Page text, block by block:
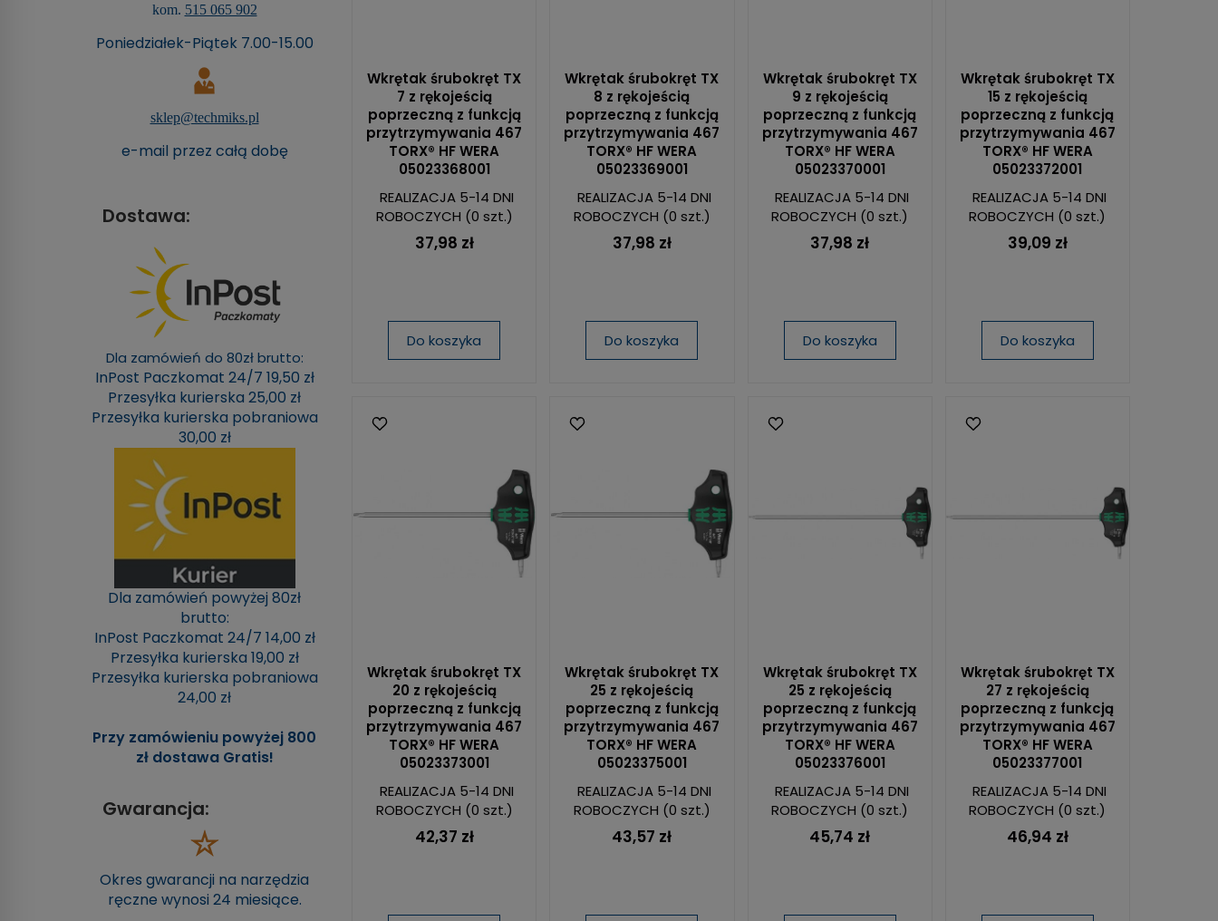
Wkrętak śrubokręt TX
7 z rękojeścią
poprzeczną z funkcją
przytrzymywania 467
TORX® HF WERA
05023368001
REALIZACJA 5-14 DNI
ROBOCZYCH (0 szt.)
37,98 zł
Do koszyka
Wkrętak śrubokręt TX
8 z rękojeścią
poprzeczną z funkcją
przytrzymywania 467
TORX® HF WERA
05023369001
REALIZACJA 5-14 DNI
ROBOCZYCH (0 szt.)
37,98 zł
Do koszyka
Wkrętak śrubokręt TX
9 z rękojeścią
poprzeczną z funkcją
przytrzymywania 467
TORX® HF WERA
05023370001
REALIZACJA 5-14 DNI
ROBOCZYCH (0 szt.)
37,98 zł
Do koszyka
Wkrętak śrubokręt TX
15 z rękojeścią
poprzeczną z funkcją
przytrzymywania 467
TORX® HF WERA
05023372001
REALIZACJA 5-14 DNI
ROBOCZYCH (0 szt.)
39,09 zł
Do koszyka
Wkrętak śrubokręt TX
20 z rękojeścią
poprzeczną z funkcją
przytrzymywania 467
TORX® HF WERA
05023373001
REALIZACJA 5-14 DNI
ROBOCZYCH (0 szt.)
42,37 zł
Wkrętak śrubokręt TX
25 z rękojeścią
poprzeczną z funkcją
przytrzymywania 467
TORX® HF WERA
05023375001
REALIZACJA 5-14 DNI
ROBOCZYCH (0 szt.)
43,57 zł
Wkrętak śrubokręt TX
25 z rękojeścią
poprzeczną z funkcją
przytrzymywania 467
TORX® HF WERA
05023376001
REALIZACJA 5-14 DNI
ROBOCZYCH (0 szt.)
45,74 zł
Wkrętak śrubokręt TX
27 z rękojeścią
poprzeczną z funkcją
przytrzymywania 467
TORX® HF WERA
05023377001
REALIZACJA 5-14 DNI
ROBOCZYCH (0 szt.)
46,94 zł
kom. 515 065 902
Poniedziałek-Piątek 7.00-15.00
sklep@techmiks.pl
e-mail przez całą dobę
Dostawa:
Dla zamówień do 80zł brutto:
InPost Paczkomat 24/7 19,50 zł
Przesyłka kurierska 25,00 zł
Przesyłka kurierska pobraniowa
30,00 zł
Dla zamówień powyżej 80zł
brutto:
InPost Paczkomat 24/7 14,00 zł
Przesyłka kurierska 19,00 zł
Przesyłka kurierska pobraniowa
24,00 zł
Przy zamówieniu powyżej 800
zł dostawa Gratis!
Gwarancja:
Okres gwarancji na narzędzia
ręczne wynosi 24 miesiące.